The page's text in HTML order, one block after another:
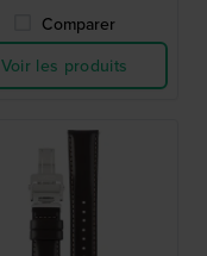
Comparer
Voir les produits